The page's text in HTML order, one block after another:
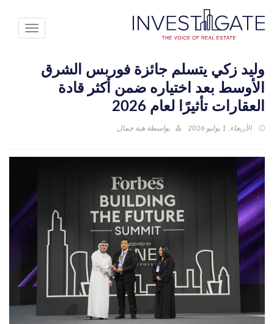
Toggle
وليد زكي يتسلم جائزة فوربس الشرق
الأوسط بعد اختياره ضمن أكثر قادة
العقارات تأثيرًا لعام 2026
الأربعاء, 1 يوليو 2026 بواسطة هبة جمال